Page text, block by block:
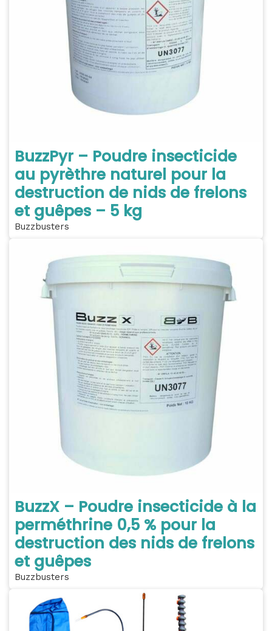
BuzzPyr – Poudre insecticide
au pyrèthre naturel pour la
destruction de nids de frelons
et guêpes – 5 kg
Buzzbusters
BuzzX – Poudre insecticide à la
perméthrine 0,5 % pour la
destruction des nids de frelons
et guêpes
Buzzbusters